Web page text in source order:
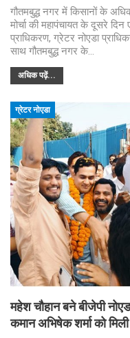
गौतमबुद्ध नगर में किसानों के
मोर्चा की महापंचायत के दूसरे
प्राधिकरण, ग्रेटर नोएडा
साथ गौतमबुद्ध नगर के…
अधिक पढ़ें...
ग्रेटर नोएडा
महेश चौहान बने बीजेपी
कमान अभिषेक शर्मा को मिली